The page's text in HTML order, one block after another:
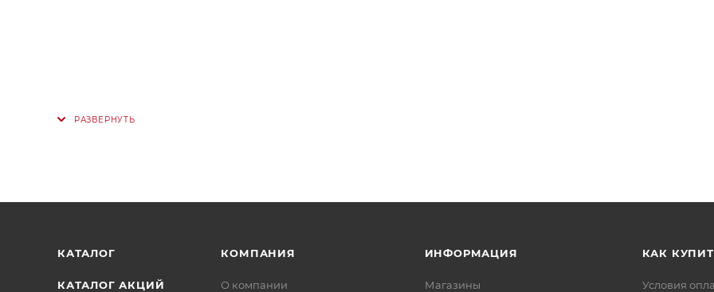
КАТАЛОГ
КАТАЛОГ АКЦИЙ
КОМПАНИЯ
О компании
ИНФОРМАЦИЯ
Магазины
КАК
Условия